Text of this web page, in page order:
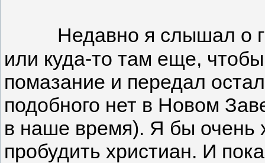
Недавно я слышал о
или куда-то там еще,
помазание и передал
подобного нет в Новом
в наше время). Я бы очень
пробудить христиан. И